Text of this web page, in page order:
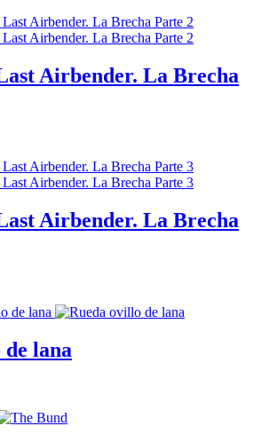
Airbender. La Brecha
Airbender. La Brecha
lana